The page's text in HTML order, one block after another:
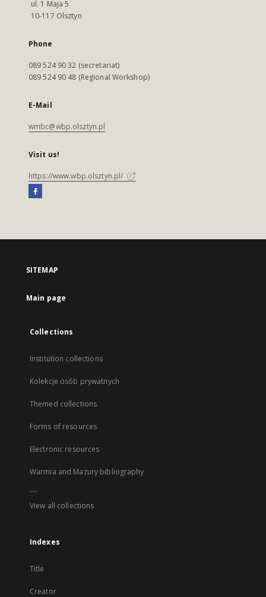
ul. 1 Maja 5
10-117 Olsztyn
Phone
089 524 90 32 (secretariat)
089 524 90 48 (Regional Workshop)
E-Mail
wmbc@wbp.olsztyn.pl
Visit us!
https://www.wbp.olsztyn.pl/
SITEMAP
Main page
Collections
Institution collections
Kolekcje osób prywatnych
Themed collections
Forms of resources
Electronic resources
Warmia and Mazury bibliography
...
View all collections
Indexes
Title
Creator